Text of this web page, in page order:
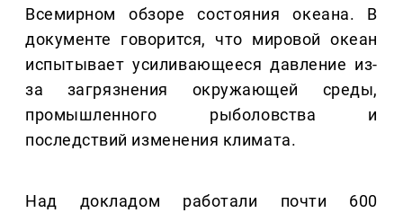
Всемирном обзоре состояния океана. В
документе говорится, что мировой океан
испытывает усиливающееся давление из-
за загрязнения окружающей среды,
промышленного рыболовства и
последствий изменения климата.
Над докладом работали почти 600